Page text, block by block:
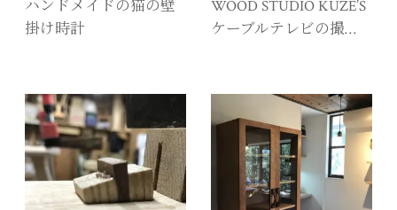
ハンドメイドの猫の壁
掛け時計
WOOD STUDIO KUZE’S
ケーブルテレビの撮…